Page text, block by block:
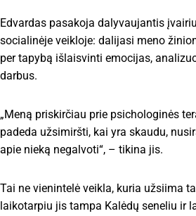
Edvardas pasakoja dalyvaujantis
socialinėje veikloje: dalijasi meno
per tapybą išlaisvinti emocijas,
darbus.
„Meną priskirčiau prie psichologinės
padeda užsimiršti, kai yra skaudu,
apie nieką negalvoti“, – tikina jis.
Tai ne vienintelė veikla, kuria užsiima
laikotarpiu jis tampa Kalėdų seneliu ir